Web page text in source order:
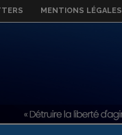
MENTIONS LÉGALES